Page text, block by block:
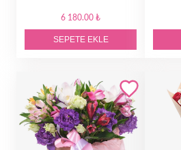
6 180.00 ₺
SEPETE EKLE